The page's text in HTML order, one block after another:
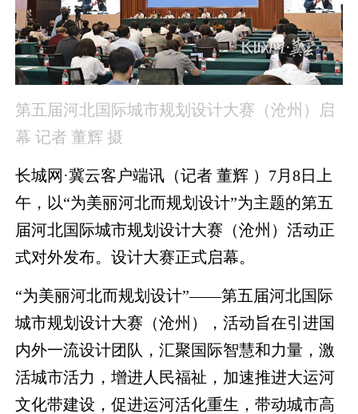
第五届河北国际城市规划设计大赛（沧州）启
幕 记者 董辉 摄
长城网·冀云客户端讯（记者 董辉 ）7月8日上
午，以“为美丽河北而规划设计”为主题的第五
届河北国际城市规划设计大赛（沧州）活动正
式对外发布。设计大赛正式启幕。
“为美丽河北而规划设计”——第五届河北国际
城市规划设计大赛（沧州），活动旨在引进国
内外一流设计团队，汇聚国际智慧和力量，激
活城市活力，增进人民福祉，加速推进大运河
文化带建设，促进运河活化重生，带动城市高